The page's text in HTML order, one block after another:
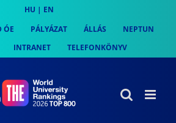
HU | EN
ÓE PÁLYÁZAT ÁLLÁS
NEPTUN
INTRANET TELEFONKÖNYV